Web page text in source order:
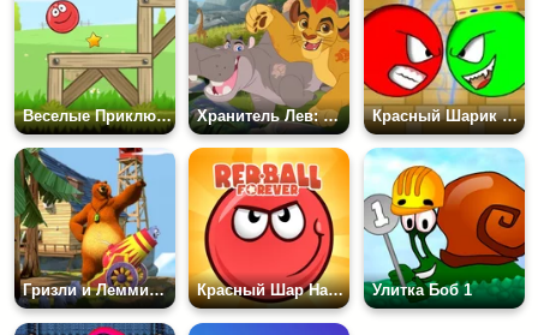
Веселые Приключения Красного Шарика Хранитель Лев: Защитники Земель Прайда Красный Шарик Против Зеленого Короля
Гризли и Лемминги: Лемминг-Пушка Красный Шар Навсегда Улитка Боб 1